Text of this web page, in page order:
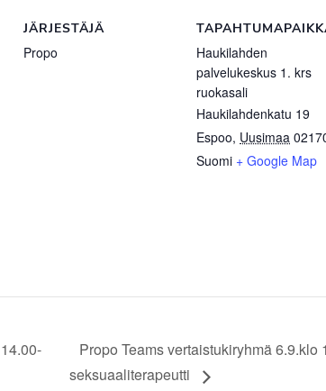
JÄRJESTÄJÄ
Propo
Haukilahden
palvelukeskus 1. krs
ruokasali
Haukilahdenkatu 19
Espoo, Uusimaa
Suomi + Google Map
Propo Teams vertaistukiryhmä 6.9.klo
seksuaaliterapeutti